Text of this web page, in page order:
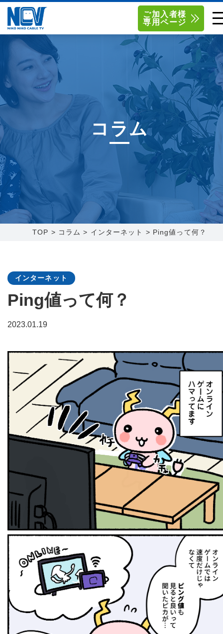
南東北センター（米沢） 0238-24-2525
南東北センター（福島） 0120-173-577
函館センター 0138-34-2525
新潟センター 025-210-1200
単品サービス
単品料金
お得なセットプラン
料金シミュレーション
サポート
Q&A
センター情報
採用情報
お問い合わせ
南東北センター(米沢)
〒992-0044
山形県米沢市春日四丁目2-75
0238-24-2525
営業時間 9:00～18:00
南東北センター(福島)
〒960-8252
福島県福島市御山字一本松17-1-
0120-173-577
営業時間 9:15～18:00
0138-34-2525
営業時間 9:00～18:00
025-210-1200
営業時間 9:00～18:00
ご加入者様
専用ページ
コラム
TOP > コラム > インターネット > Ping値って何？
インターネット
Ping値って何？
2023.01.19